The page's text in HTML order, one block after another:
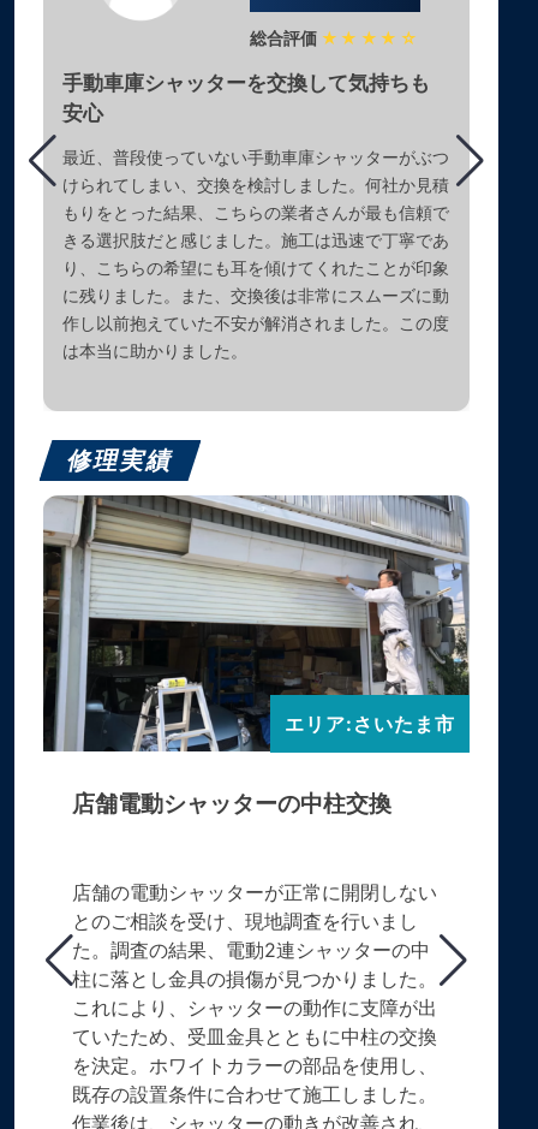
総合評価 ★★★★☆
手動車庫シャッターを交換して気持ちも
安心
最近、普段使っていない手動車庫シャッターがぶつ
けられてしまい、交換を検討しました。何社か見積
もりをとった結果、こちらの業者さんが最も信頼で
きる選択肢だと感じました。施工は迅速で丁寧であ
り、こちらの希望にも耳を傾けてくれたことが印象
に残りました。また、交換後は非常にスムーズに動
作し以前抱えていた不安が解消されました。この度
は本当に助かりました。
修理実績
エリア:さいたま市
店舗電動シャッターの中柱交換
店舗の電動シャッターが正常に開閉しない
とのご相談を受け、現地調査を行いまし
た。調査の結果、電動2連シャッターの中
柱に落とし金具の損傷が見つかりました。
これにより、シャッターの動作に支障が出
ていたため、受皿金具とともに中柱の交換
を決定。ホワイトカラーの部品を使用し、
既存の設置条件に合わせて施工しました。
作業後は、シャッターの動きが改善され、